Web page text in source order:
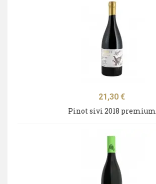
Cijena
21,30 €
Pinot sivi 2018 premium